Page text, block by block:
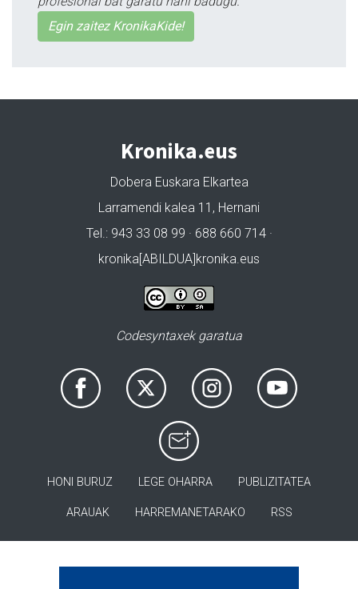
Egin zaitez KronikaKide!
Kronika.eus
Dobera Euskara Elkartea
Larramendi kalea 11, Hernani
Tel.: 943 33 08 99 · 688 660 714 ·
kronika[ABILDUA]kronika.eus
Codesyntaxek garatua
HONI BURUZ LEGE OHARRA PUBLIZITATEA
ARAUAK HARREMANETARAKO RSS